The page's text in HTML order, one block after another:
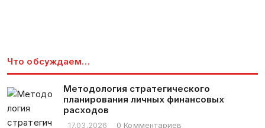
Что обсуждаем…
Методология стратегического
планирования личных финансовых
расходов
17.03.2026 0 Комментариев